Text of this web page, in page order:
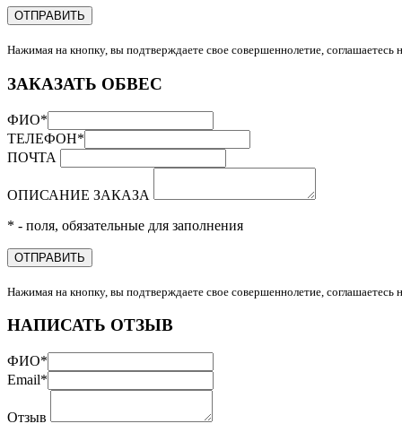
ОТПРАВИТЬ
Нажимая на кнопку, вы подтверждаете свое совершеннолетие, соглашаетесь
ЗАКАЗАТЬ ОБВЕС
ФИО*
ТЕЛЕФОН*
ПОЧТА
ОПИСАНИЕ ЗАКАЗА
* - поля, обязательные для заполнения
ОТПРАВИТЬ
Нажимая на кнопку, вы подтверждаете свое совершеннолетие, соглашаетесь
НАПИСАТЬ ОТЗЫВ
ФИО*
Email*
Отзыв